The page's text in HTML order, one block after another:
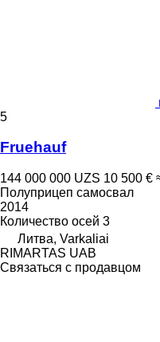
5
Fruehauf
144 000 000 UZS 10 500 €
Полуприцеп самосвал
2014
Количество осей 3
Литва, Varkaliai
RIMARTAS UAB
Связаться с продавцом